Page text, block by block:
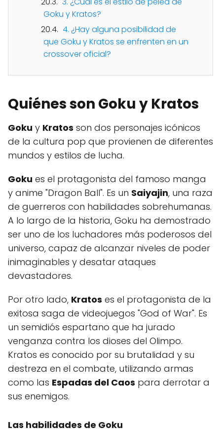
Goku y Kratos?
4. ¿Hay alguna posibilidad de
que Goku y Kratos se enfrenten en un
crossover oficial?
Quiénes son Goku y Kratos
Goku y Kratos son dos personajes icónicos
de la cultura pop que provienen de diferentes
mundos y estilos de lucha.
Goku es el protagonista del famoso manga
y anime "Dragon Ball". Es un Saiyajin, una raza
de guerreros con habilidades sobrehumanas.
A lo largo de la historia, Goku ha demostrado
ser uno de los luchadores más poderosos del
universo, capaz de alcanzar niveles de poder
inimaginables y desatar ataques
devastadores.
Por otro lado, Kratos es el protagonista de la
exitosa saga de videojuegos "God of War". Es
un semidiós espartano que ha jurado
venganza contra los dioses del Olimpo.
Kratos es conocido por su brutalidad y su
destreza en el combate, utilizando armas
como las Espadas del Caos para derrotar a
sus enemigos.
Las habilidades de Goku